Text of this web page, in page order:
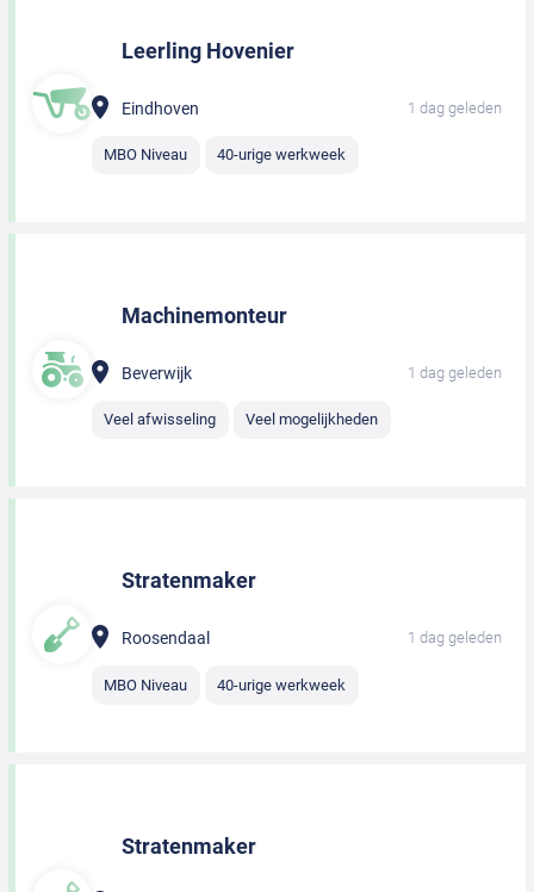
Leerling Hovenier
Eindhoven 1 dag geleden
MBO Niveau 40-urige werkweek
Machinemonteur
Beverwijk 1 dag geleden
Veel afwisseling Veel mogelijkheden
Stratenmaker
Roosendaal 1 dag geleden
MBO Niveau 40-urige werkweek
Stratenmaker